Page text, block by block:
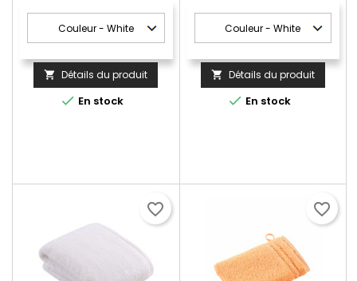
 Détails du produit
 En stock
 Détails du produit
 En stock
favorite_border favorite_border